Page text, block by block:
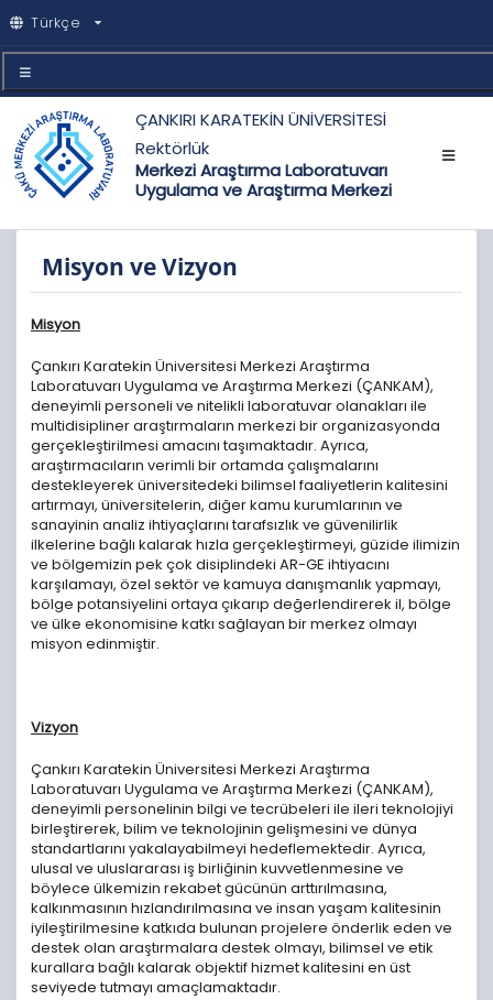
Türkçe
ÇANKIRI KARATEKİN ÜNİVERSİTESİ
Rektörlük
Merkezi Araştırma Laboratuvarı
Uygulama ve Araştırma Merkezi
Misyon ve Vizyon
Misyon
Çankırı Karatekin Üniversitesi Merkezi Araştırma
Laboratuvarı Uygulama ve Araştırma Merkezi (ÇANKAM),
deneyimli personeli ve nitelikli laboratuvar olanakları ile
multidisipliner araştırmaların merkezi bir organizasyonda
gerçekleştirilmesi amacını taşımaktadır. Ayrıca,
araştırmacıların verimli bir ortamda çalışmalarını
destekleyerek üniversitedeki bilimsel faaliyetlerin kalitesini
artırmayı, üniversitelerin, diğer kamu kurumlarının ve
sanayinin analiz ihtiyaçlarını tarafsızlık ve güvenilirlik
ilkelerine bağlı kalarak hızla gerçekleştirmeyi, güzide ilimizin
ve bölgemizin pek çok disiplindeki AR-GE ihtiyacını
karşılamayı, özel sektör ve kamuya danışmanlık yapmayı,
bölge potansiyelini ortaya çıkarıp değerlendirerek il, bölge
ve ülke ekonomisine katkı sağlayan bir merkez olmayı
misyon edinmiştir.
Vizyon
Çankırı Karatekin Üniversitesi Merkezi Araştırma
Laboratuvarı Uygulama ve Araştırma Merkezi (ÇANKAM),
deneyimli personelinin bilgi ve tecrübeleri ile ileri teknolojiyi
birleştirerek, bilim ve teknolojinin gelişmesini ve dünya
standartlarını yakalayabilmeyi hedeflemektedir. Ayrıca,
ulusal ve uluslararası iş birliğinin kuvvetlenmesine ve
böylece ülkemizin rekabet gücünün arttırılmasına,
kalkınmasının hızlandırılmasına ve insan yaşam kalitesinin
iyileştirilmesine katkıda bulunan projelere önderlik eden ve
destek olan araştırmalara destek olmayı, bilimsel ve etik
kurallara bağlı kalarak objektif hizmet kalitesini en üst
seviyede tutmayı amaçlamaktadır.